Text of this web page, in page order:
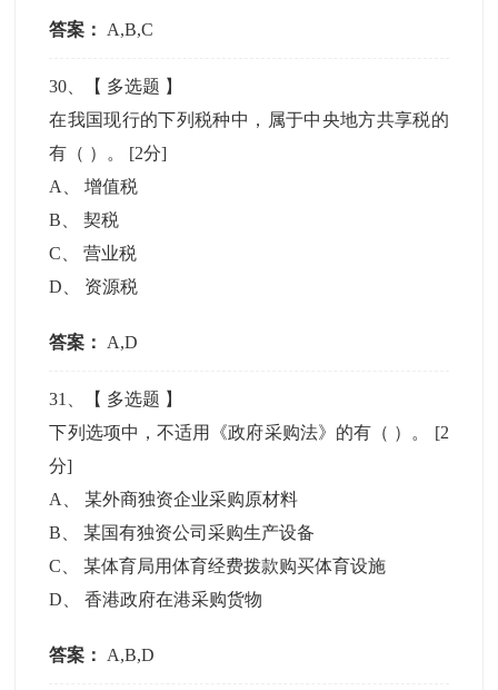
答案： A,B,C
30 、【 多选题 】
在我国现行的下列税种中，属于中央地方共享税的
有（ ）。 [2分]
A
、增值税
B 、契税
C 、营业税
D
资源税
答案： A,D
31 、【 多选题 】
下列选项中，不适用《政府采购法》的有（ ）。 [2
分]
A
、某外商独资企业采购原材料
B 、某国有独资公司采购生产设备
C 、某体育局用体育经费拨款购买体育设施
D 、香港政府在港采购货物
答案： A,B,D